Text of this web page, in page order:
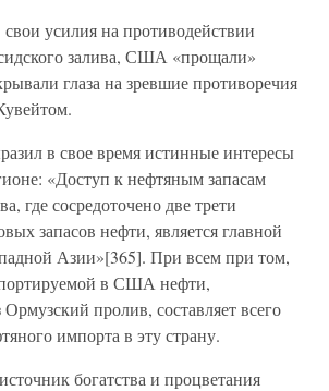
усилия на противодействии
залива, США «прощали»
глаза на зревшие противоречия
в свое время истинные интересы
«Доступ к нефтяным запасам
где сосредоточено две трети
запасов нефти, является главной
Азии»[365]. При всем при том,
в США нефти,
пролив, составляет всего
импорта в эту страну.
богатства и процветания